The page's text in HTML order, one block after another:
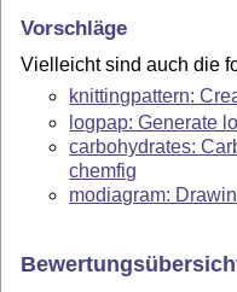
Vorschläge
Vielleicht sind auch die
knittingpattern:
logpap: Generate
carbohydrates:
chemfig
modiagram: